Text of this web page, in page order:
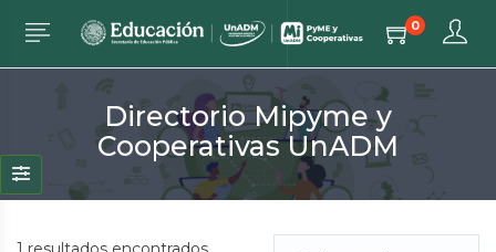
0
Directorio Mipyme y
Cooperativas UnADM